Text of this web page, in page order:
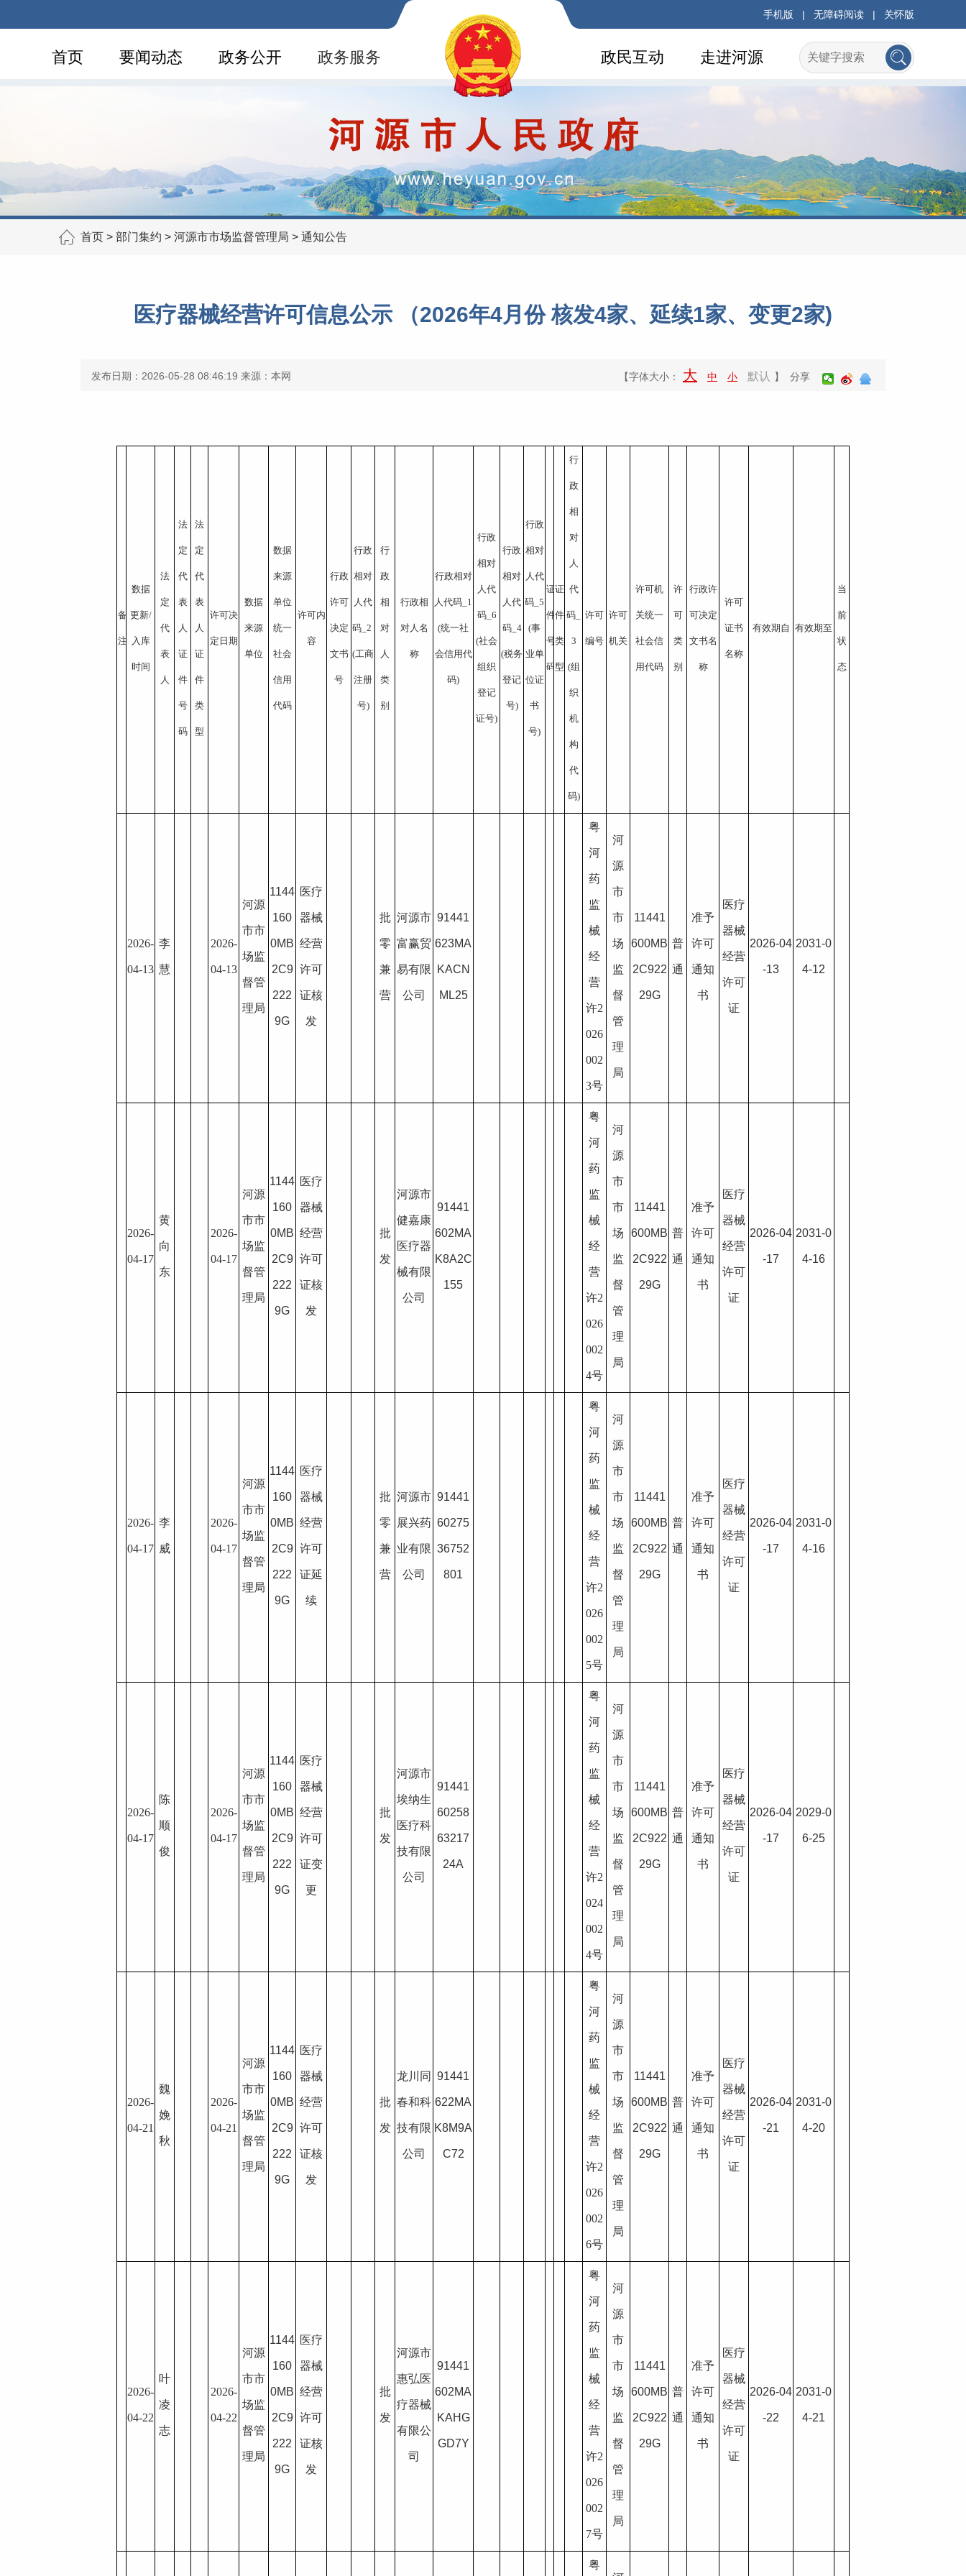
手机版 | 无障碍阅读 | 关怀版
首页 要闻动态 政务公开 政务服务 走进河源
政民互动
首页 > 部门集约 > 河源市市场监督管理局 > 通知公告
医疗器械经营许可信息公示 （2026年4月份 核发4家、延续1家、变更2家)
发布日期：2026-05-28 08:46:19 来源：本网 【字体大小： 大 中 小 默认 】 分享
备
注
数据
更新/
入库
时间
法
定
代
表
人
法
定
代
表
人
证
件
号
码
法
定
代
表
人
证
件
类
型
许可决
定日期
数据
来源
单位
数据
来源
单位
统一
社会
信用
代码
许可内
容
行政
许可
决定
文书
号
行政
相对
人代
码_2
(工商
注册
号)
行
政
相
对
人
类
别
行政相
对人名
称
行政相对
人代码_1
(统一社
会信用代
码)
行政
相对
人代
码_6
(社会
组织
登记
证号)
行政
相对
人代
码_4
(税务
登记
号)
行政
相对
人代
码_5
(事
业单
位证
书
号)
证
件
号
码
证
件
类
型
行
政
相
对
人
代
码_
3
(组
织
机
构
代
码)
许可
编号
许可
机关
许可机
关统一
社会信
用代码
许
可
类
别
行政许
可决定
文书名
称
许可
证书
名称
有效期自 有效期至
当
前
状
态
2026-
04-13
李
慧
2026-
04-13
河源
市市
场监
督管
理局
1144
160
0MB
2C9
222
9G
医疗
器械
经营
许可
证核
发
批
零
兼
营
河源市
富赢贸
易有限
公司
91441
623MA
KACN
ML25
粤
河
药
监
械
经
营
许2
026
002
3号
河
源
市
市
场
监
督
管
理
局
11441
600MB
2C922
29G
普
通
准予
许可
通知
书
医疗
器械
经营
许可
证
2026-04
-13
2031-0
4-12
2026-
04-17
黄
向
东
2026-
04-17
河源
市市
场监
督管
理局
1144
160
0MB
2C9
222
9G
医疗
器械
经营
许可
证核
发
批
发
河源市
健嘉康
医疗器
械有限
公司
91441
602MA
K8A2C
155
粤
河
药
监
械
经
营
许2
026
002
4号
河
源
市
市
场
监
督
管
理
局
11441
600MB
2C922
29G
普
通
准予
许可
通知
书
医疗
器械
经营
许可
证
2026-04
-17
2031-0
4-16
2026-
04-17
李
威
2026-
04-17
河源
市市
场监
督管
理局
1144
160
0MB
2C9
222
9G
医疗
器械
经营
许可
证延
续
批
零
兼
营
河源市
展兴药
业有限
公司
91441
60275
36752
801
粤
河
药
监
械
经
营
许2
026
002
5号
河
源
市
市
场
监
督
管
理
局
11441
600MB
2C922
29G
普
通
准予
许可
通知
书
医疗
器械
经营
许可
证
2026-04
-17
2031-0
4-16
2026-
04-17
陈
顺
俊
2026-
04-17
河源
市市
场监
督管
理局
1144
160
0MB
2C9
222
9G
医疗
器械
经营
许可
证变
更
批
发
河源市
埃纳生
医疗科
技有限
公司
91441
60258
63217
24A
粤
河
药
监
械
经
营
许2
024
002
4号
河
源
市
市
场
监
督
管
理
局
11441
600MB
2C922
29G
普
通
准予
许可
通知
书
医疗
器械
经营
许可
证
2026-04
-17
2029-0
6-25
2026-
04-21
魏
娩
秋
2026-
04-21
河源
市市
场监
督管
理局
1144
160
0MB
2C9
222
9G
医疗
器械
经营
许可
证核
发
批
发
龙川同
春和科
技有限
公司
91441
622MA
K8M9A
C72
粤
河
药
监
械
经
营
许2
026
002
6号
河
源
市
市
场
监
督
管
理
局
11441
600MB
2C922
29G
普
通
准予
许可
通知
书
医疗
器械
经营
许可
证
2026-04
-21
2031-0
4-20
2026-
04-22
叶
凌
志
2026-
04-22
河源
市市
场监
督管
理局
1144
160
0MB
2C9
222
9G
医疗
器械
经营
许可
证核
发
批
发
河源市
惠弘医
疗器械
有限公
司
91441
602MA
KAHG
GD7Y
粤
河
药
监
械
经
营
许2
026
002
7号
河
源
市
市
场
监
督
管
理
局
11441
600MB
2C922
29G
普
通
准予
许可
通知
书
医疗
器械
经营
许可
证
2026-04
-22
2031-0
4-21
粤